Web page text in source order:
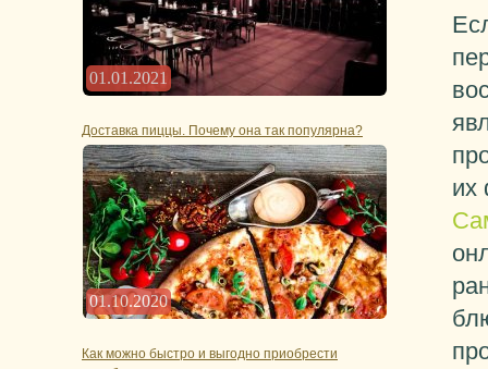
01.01.2021
Доставка пиццы. Почему она так популярна?
01.10.2020
Как можно быстро и выгодно приобрести
их